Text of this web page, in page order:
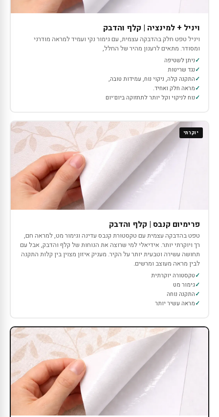
ויניל + למינציה | קלף והדבק
ויניל טפט חלק בהדבקה עצמית, עם גימור נקי ועמיד למראה מודרני
ומסודר. מתאים לרענון מהיר של החלל,
ניתן לשטיפה
נגד שריטות
התקנה קלה, ניקוי נוח, עמידות טובה,
מראה חלק ואחיד.
נוח לניקוי וקל יותר לתחזוקה ביום־יום
יוקרתי
פרימיום קנבס | קלף והדבק
טפט בהדבקה עצמית עם טקסטורת קנבס עדינה וגימור מט, למראה חם,
רך ויוקרתי יותר. אידיאלי למי שרוצה את הנוחות של קלף והדבק, אבל עם
תחושה עשירה וטבעית יותר על הקיר. מעניק איזון מצוין בין קלות התקנה
לבין מראה מעוצב ומרשים.
טקסטורה יוקרתית
גימור מט
התקנה נוחה
מראה עשיר יותר